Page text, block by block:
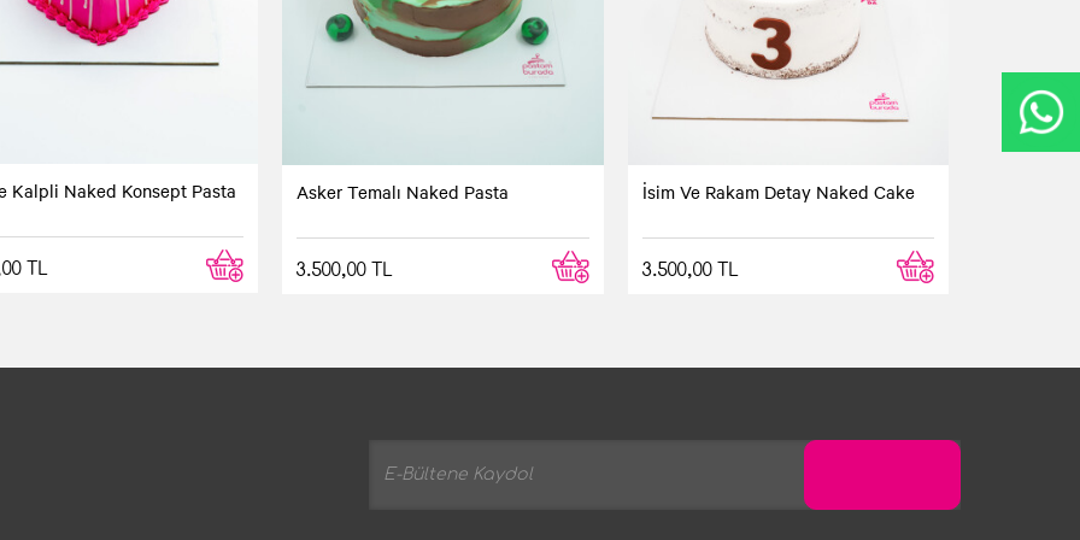
Kalpli Naked Konsept Pasta
TL
Asker Temalı Naked Pasta
3.500,00 TL
İsim Ve Rakam Detay Naked Cake
3.500,00 TL